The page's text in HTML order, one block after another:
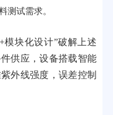
测试需求。
模块化设计”破解上述
供应，设备搭载智能
外线强度，误差控制